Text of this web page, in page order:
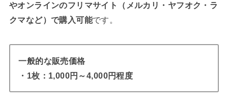
やオンラインのフリマサイト（メルカリ・ヤフオク・ラ
クマなど）で購入可能です。
一般的な販売価格
・1枚：1,000円～4,000円程度